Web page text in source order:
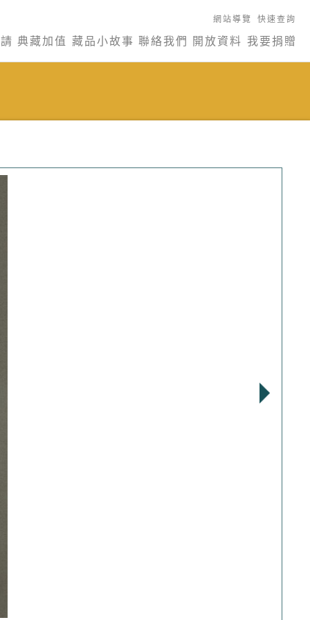
網站導覽 快速查詢
典藏加值 藏品小故事 聯絡我們 開放資料 我要捐贈